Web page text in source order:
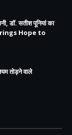
डॉ. सतीश पूनियां का
Hope to
तोड़ने वाले